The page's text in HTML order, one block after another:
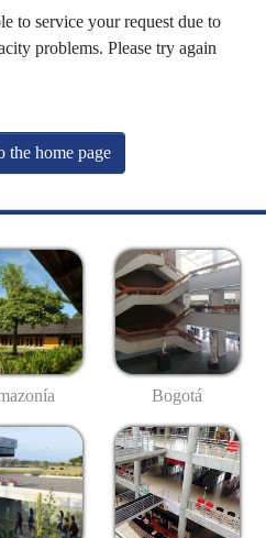
to service your request due to
problems. Please try again
the home page
Bogotá